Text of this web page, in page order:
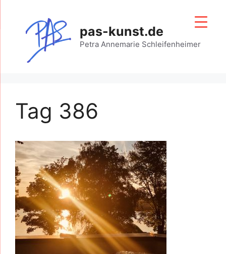
springen
pas-kunst.de
Petra Annemarie Schleifenheimer
Tag 386